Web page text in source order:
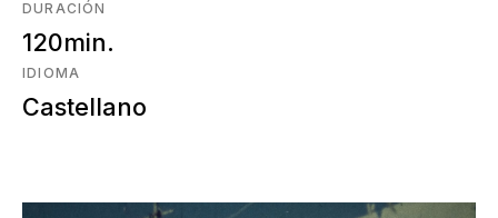
DURACIÓN
120min.
IDIOMA
Castellano